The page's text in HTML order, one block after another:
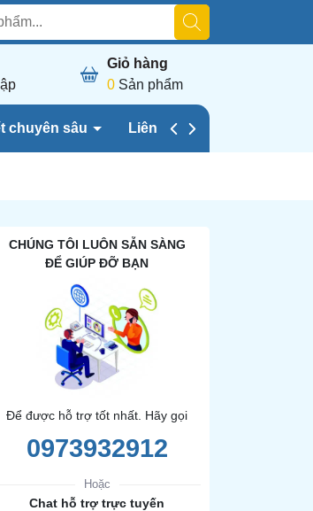
Giỏ hàng
0 Sản phẩm
chuyên sâu Liên hệ chúng tôi
CHÚNG TÔI LUÔN SẴN SÀNG
ĐỂ GIÚP ĐỠ BẠN
Để được hỗ trợ tốt nhất. Hãy gọi
0973932912
Hoặc
Chat hỗ trợ trực tuyến